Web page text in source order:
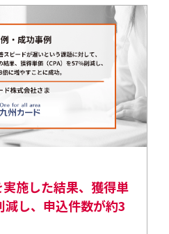
施した結果、獲得単
し、申込件数が約3